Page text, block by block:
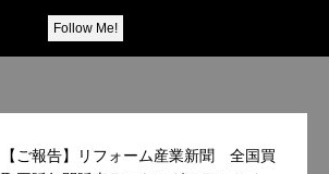
Follow Me!
【ご報告】リフォーム産業新聞 全国買